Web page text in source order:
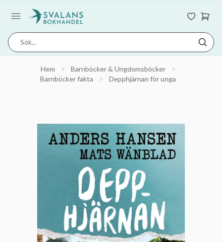
Hem
Barnböcker & Ungdomsböcker
Barnböcker fakta
Depphjärnan för unga